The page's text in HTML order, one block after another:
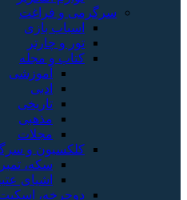
سرگرمی و فراغت
اسباب‌ بازی
تور و چارتر
کتاب و مجله
آموزشی
ادبی
تاریخی
مذهبی
مجلات
کلکسیون و
سکه،
اشیای
دوچرخه،